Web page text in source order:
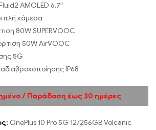
AMOLED 6.7″
κάμερα
80W SUPERVOOC
50W AirVOOC
5G
IP68
/ Παράδοση έως 30 ημέρες
OnePlus 10 Pro 5G 12/256GB Volcanic